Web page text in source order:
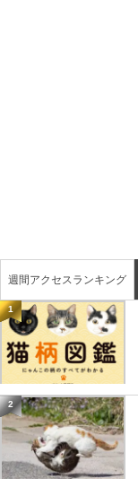
週間アクセスランキング
1
2